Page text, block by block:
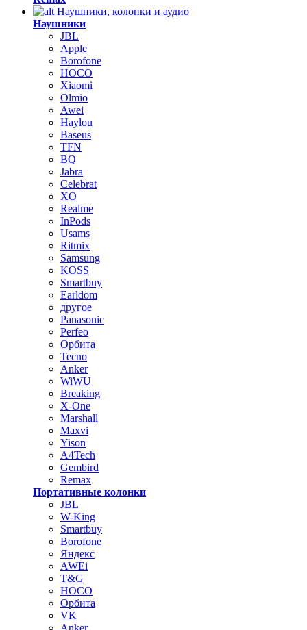
Наушники, колонки и аудио
Наушники
JBL
Apple
Borofone
HOCO
Xiaomi
Olmio
Awei
Haylou
Baseus
TFN
BQ
Jabra
Celebrat
XO
Realme
InPods
Usams
Ritmix
Samsung
KOSS
Smartbuy
Earldom
другое
Panasonic
Perfeo
Орбита
Tecno
Anker
WiWU
Breaking
X-One
Marshall
Maxvi
Yison
A4Tech
Gembird
Remax
Портативные колонки
JBL
W-King
Smartbuy
Borofone
Яндекс
AWEi
T&G
HOCO
Орбита
VK
Anker